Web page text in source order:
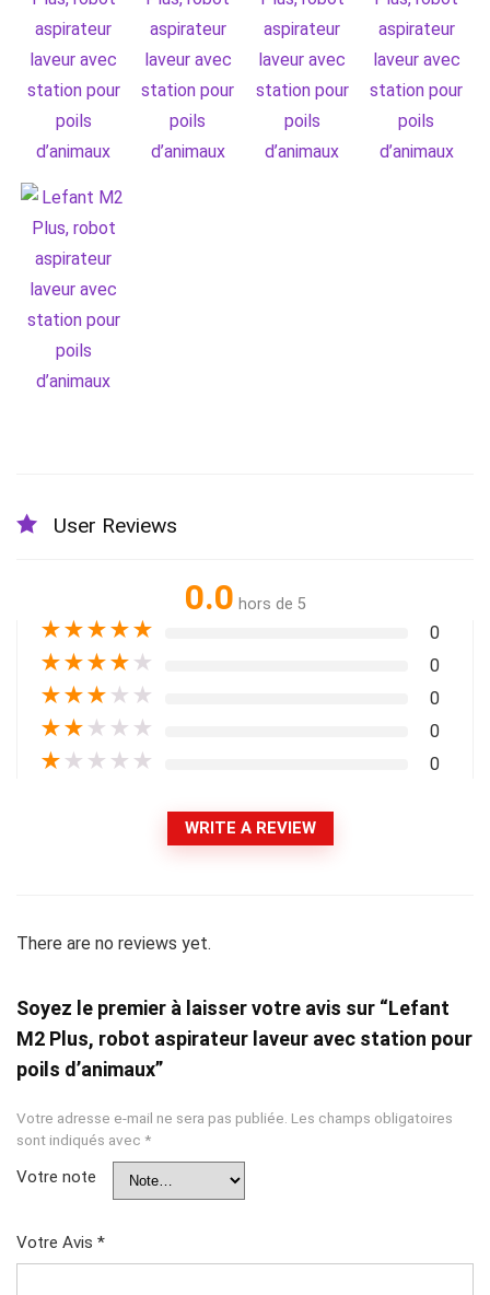
User Reviews
0.0 hors de 5
★★★★★ 0
★★★★ ★ 0
★★★ ★ ★ 0
★★ ★ ★ ★ 0
★ ★ ★ ★ ★ 0
WRITE A REVIEW
There are no reviews yet.
Soyez le premier à laisser votre avis sur “Lefant
M2 Plus, robot aspirateur laveur avec station pour
poils d’animaux”
Votre adresse e-mail ne sera pas publiée. Les champs obligatoires
sont indiqués avec *
Votre note
Votre Avis *